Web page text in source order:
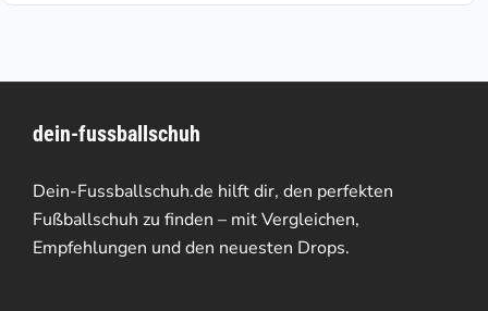
auf.
Die
Optionen
können
dein-fussballschuh
Dein-Fussballschuh.de hilft dir, den perfekten
Fußballschuh zu finden – mit Vergleichen,
Empfehlungen und den neuesten Drops.